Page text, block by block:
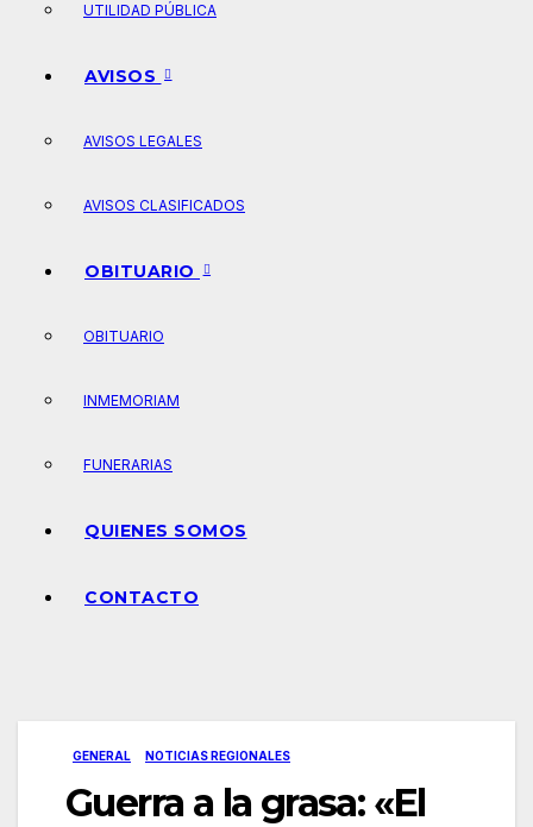
UTILIDAD PÚBLICA
AVISOS
AVISOS LEGALES
AVISOS CLASIFICADOS
OBITUARIO
OBITUARIO
INMEMORIAM
FUNERARIAS
QUIENES SOMOS
CONTACTO
GENERAL NOTICIAS REGIONALES
Guerra a la grasa: «El